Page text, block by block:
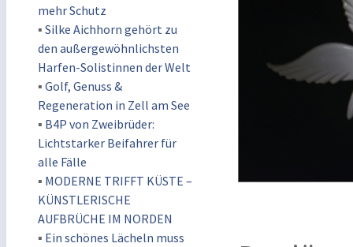
mehr Schutz
▪ Silke Aichhorn gehört zu
den außergewöhnlichsten
Harfen-Solistinnen der Welt
▪ Golf, Genuss &
Regeneration in Zell am See
▪ B4P von Zweibrüder:
Lichtstarker Beifahrer für
alle Fälle
▪ MODERNE TRIFFT KÜSTE –
KÜNSTLERISCHE
AUFBRÜCHE IM NORDEN
▪ Ein schönes Lächeln muss